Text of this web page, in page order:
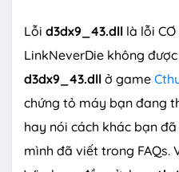
Lỗi d3dx9_43.dll là lỗi
LinkNeverDie không
d3dx9_43.dll ở game
chứng tỏ máy bạn đang
hay nói cách khác bạn
mình đã viết trong FAQs.